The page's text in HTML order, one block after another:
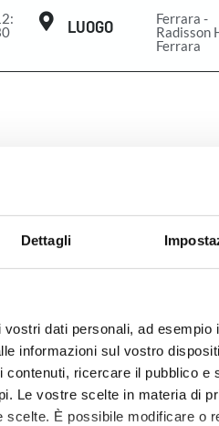
Dettagli
vostri dati personali, ad
informazioni sul vostro
contenuti, ricercare il pubblico
Le vostre scelte in materia di
scelte. È possibile modificare o
LUOGO
Ferrara -
Radisson
Ferrara